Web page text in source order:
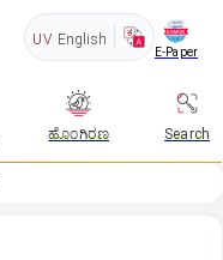
UV English
E-Paper
ಹೊಂಗಿರಣ Search